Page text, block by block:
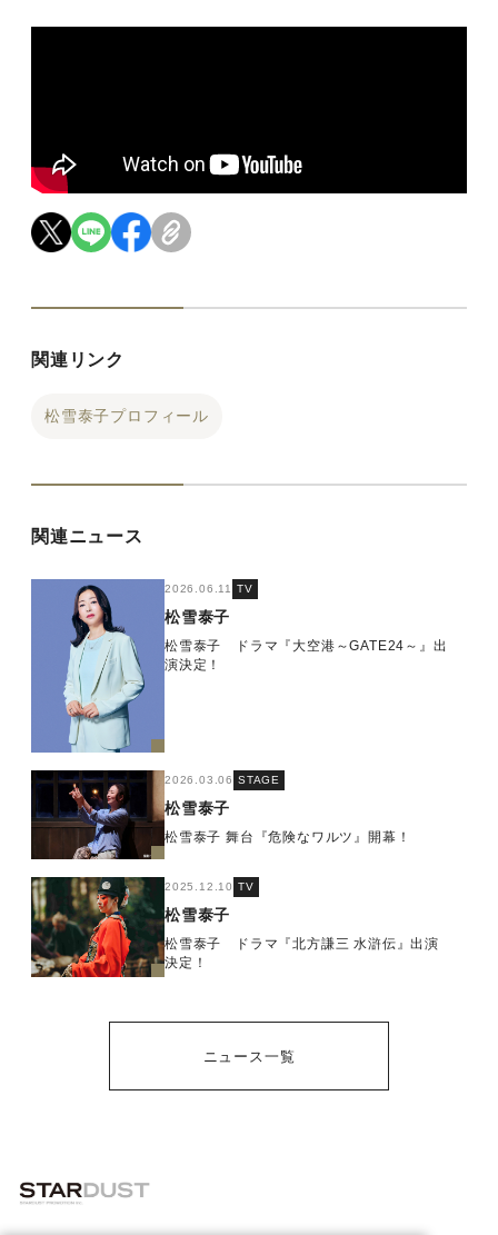
関連リンク
松雪泰子プロフィール
関連ニュース
2026.06.11 TV
松雪泰子
松雪泰子 ドラマ『大空港～GATE24～』出
演決定！
2026.03.06 STAGE
松雪泰子
松雪泰子 舞台『危険なワルツ』開幕！
2025.12.10 TV
松雪泰子
松雪泰子 ドラマ『北方謙三 水滸伝』出演
決定！
ニュース一覧